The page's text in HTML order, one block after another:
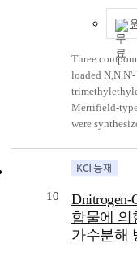
Cu(II)-LMWS
8.75 h.
out that the
Cu(II)-LMWS
the difference
rate as much
Three
loaded N,N,N'-
Merrifield-
were
O-
uoridate (GD)
10
합물에 의
가수분해